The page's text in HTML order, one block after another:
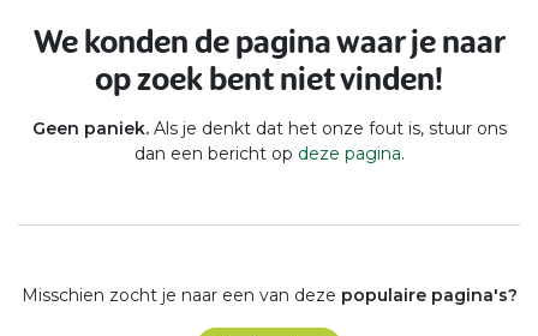
Fout 404
We konden de pagina waar je naar
op zoek bent niet vinden!
Geen paniek. Als je denkt dat het onze fout is, stuur ons
dan een bericht op deze pagina.
Misschien zocht je naar een van deze populaire pagina's?